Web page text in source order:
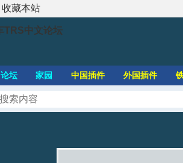
收藏本站
论坛 家园 中国插件 外国插件